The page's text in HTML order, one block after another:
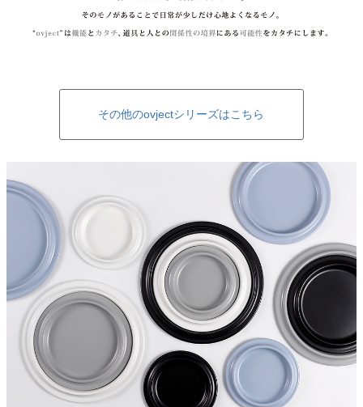
その他のovjectシリーズはこちら